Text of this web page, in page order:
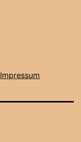
Impressum